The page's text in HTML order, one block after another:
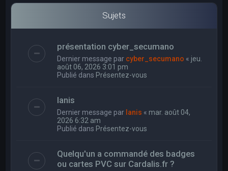
Sujets
présentation cyber_secumano
Dernier message par cyber_secumano « jeu.
août 06, 2026 3:01 pm
Publié dans Présentez-vous
Ianis
Dernier message par Ianis « mar. août 04,
2026 6:32 am
Publié dans Présentez-vous
Quelqu'un a commandé des badges
ou cartes PVC sur Cardalis.fr ?